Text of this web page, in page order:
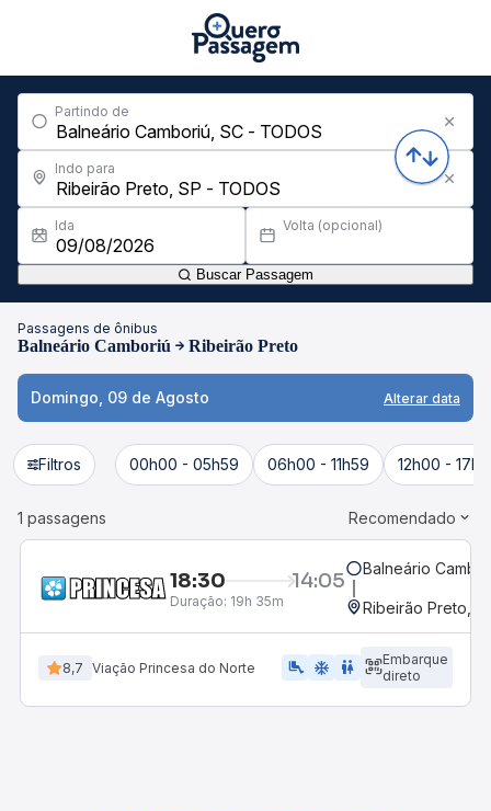
Partindo de
Indo para
Ida Volta (opcional)
Buscar Passagem
Passagens de ônibus
Balneário Camboriú Ribeirão Preto
Domingo, 09 de Agosto Alterar data
Filtros 00h00 - 05h59 06h00 - 11h59 12h00 -
1 passagens Recomendado
18:30 14:05
Duração: 19h 35m
Balneário
Ribeirão Preto,
8,7 Viação Princesa do Norte airline_seat_legroom_extra ac_unit WC
Embarque
direto